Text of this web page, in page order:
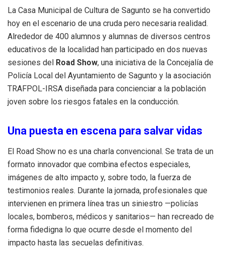
La Casa Municipal de Cultura de Sagunto se ha convertido
hoy en el escenario de una cruda pero necesaria realidad.
Alrededor de 400 alumnos y alumnas de diversos centros
educativos de la localidad han participado en dos nuevas
sesiones del Road Show, una iniciativa de la Concejalía de
Policía Local del Ayuntamiento de Sagunto y la asociación
TRAFPOL-IRSA diseñada para concienciar a la población
joven sobre los riesgos fatales en la conducción.
Una puesta en escena para salvar vidas
El Road Show no es una charla convencional. Se trata de un
formato innovador que combina efectos especiales,
imágenes de alto impacto y, sobre todo, la fuerza de
testimonios reales. Durante la jornada, profesionales que
intervienen en primera línea tras un siniestro —policías
locales, bomberos, médicos y sanitarios— han recreado de
forma fidedigna lo que ocurre desde el momento del
impacto hasta las secuelas definitivas.